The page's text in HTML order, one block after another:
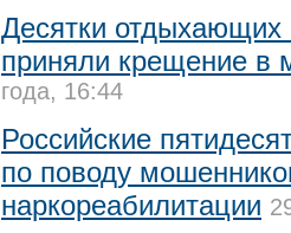
Десятки отдыхающих
приняли крещение в
года, 16:44
Российские
по поводу
наркореабилитации